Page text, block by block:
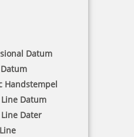
Datum
Handstempel
Datum
Dater